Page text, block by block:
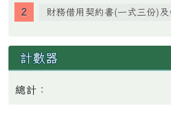
財務借用契約書(一式三份)
計數器
總計：